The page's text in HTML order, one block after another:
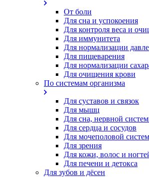
От боли
Для сна и успокоения
Для контроля веса и
Для иммунитета
Для нормализации
Для пищеварения
Для нормализации
Для очищения крови
По системам организма
Для суставов и связок
Для мышц
Для сна, нервной
Для сердца и сосудов
Для мочеполовой
Для зрения
Для кожи, волос и
Для печени и детокса
Для зубов и дёсен